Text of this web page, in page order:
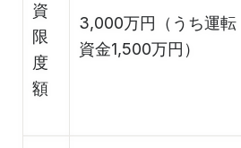
資
限
度
額
3,000万円（うち運転
資金1,500万円）